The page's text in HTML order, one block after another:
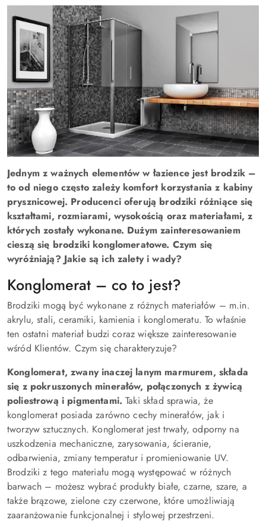
Jednym z ważnych elementów w łazience jest brodzik –
to od niego często zależy komfort korzystania z kabiny
prysznicowej. Producenci oferują brodziki różniące się
kształtami, rozmiarami, wysokością oraz materiałami, z
których zostały wykonane. Dużym zainteresowaniem
cieszą się brodziki konglomeratowe. Czym się
wyróżniają? Jakie są ich zalety i wady?
Konglomerat – co to jest?
Brodziki mogą być wykonane z różnych materiałów – m.in.
akrylu, stali, ceramiki, kamienia i konglomeratu. To właśnie
ten ostatni materiał budzi coraz większe zainteresowanie
wśród Klientów. Czym się charakteryzuje?
Konglomerat, zwany inaczej lanym marmurem, składa
się z pokruszonych minerałów, połączonych z żywicą
poliestrową i pigmentami. Taki skład sprawia, że
konglomerat posiada zarówno cechy minerałów, jak i
tworzyw sztucznych. Konglomerat jest trwały, odporny na
uszkodzenia mechaniczne, zarysowania, ścieranie,
odbarwienia, zmiany temperatur i promieniowanie UV.
Brodziki z tego materiału mogą występować w różnych
barwach – możesz wybrać produkty białe, czarne, szare, a
także brązowe, zielone czy czerwone, które umożliwiają
zaaranżowanie funkcjonalnej i stylowej przestrzeni.